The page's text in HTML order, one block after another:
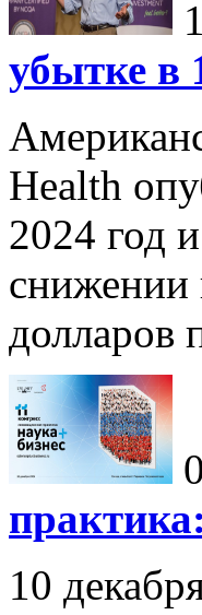
убытке в
Health
2024 год
снижении
долларов
10